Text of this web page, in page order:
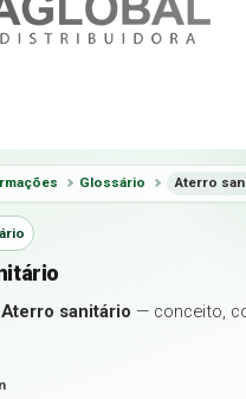
Glossário Aterro
Aterro sanitário — conceito,